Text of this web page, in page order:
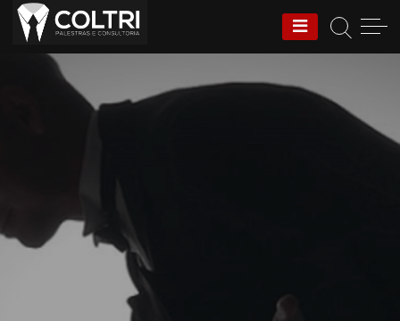
Coltri | Palestras e
Consultoria